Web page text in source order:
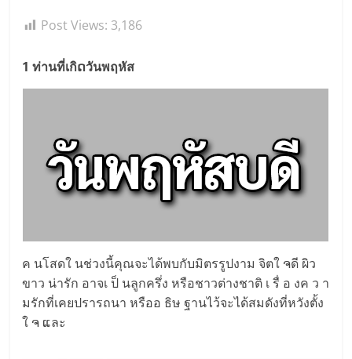
Post Views: 3,186
1 ท่านที่เกิດวันพฤหัส
ค นโสดใ นช่วงนี้คุณจะได้พบกับมิตรรูปงาม จิตใ ຈดี ผิว
ขาว น่ารัก อาจเ ป็ นลูกครึ่ง หรือชาวต่างชาติ เ รื่ อ งค ว า
มรักที่เคยปรารถนา หรืออ ธิษ ฐานไว้จะได้สมดังที่หวังตั้ง
ใ ຈ ແละ